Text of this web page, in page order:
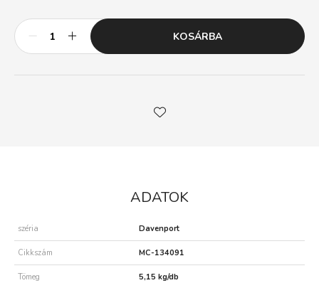
KOSÁRBA
ADATOK
széria Davenport
Cikkszám MC-134091
Tömeg 5,15 kg/db